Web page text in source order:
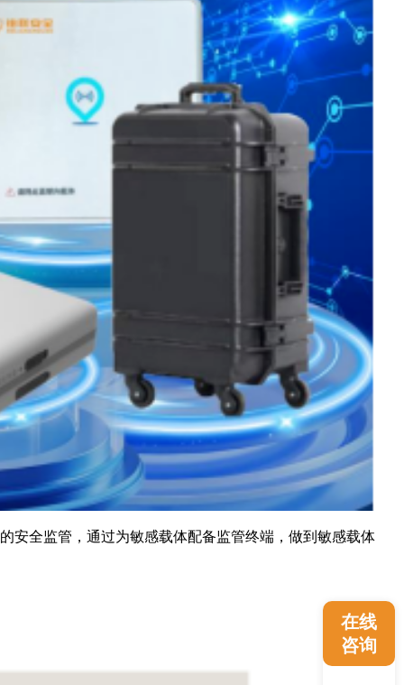
安全监管，通过为敏感载体配备监管终端，做到敏感载体
在线
咨询